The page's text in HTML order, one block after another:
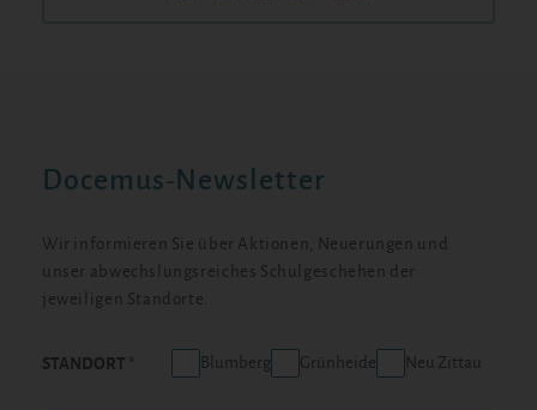
Docemus-Newsletter
Wir informieren Sie über Aktionen, Neuerungen und
unser abwechslungsreiches Schulgeschehen der
jeweiligen Standorte.
STANDORT Blumberg Grünheide Neu Zittau